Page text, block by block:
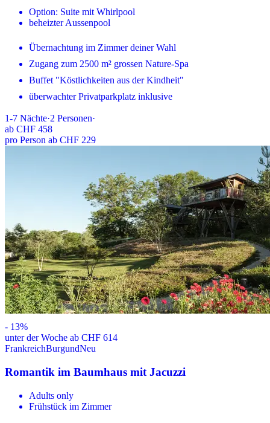
Option: Suite mit Whirlpool
beheizter Aussenpool
Übernachtung im Zimmer deiner Wahl
Zugang zum 2500 m² grossen Nature-Spa
Buffet "Köstlichkeiten aus der Kindheit"
überwachter Privatparkplatz inklusive
1-7 Nächte·2 Personen·
ab CHF 458
pro Person ab CHF 229
- 13%
unter der Woche ab CHF 614
FrankreichBurgundNeu
Romantik im Baumhaus mit Jacuzzi
Adults only
Frühstück im Zimmer